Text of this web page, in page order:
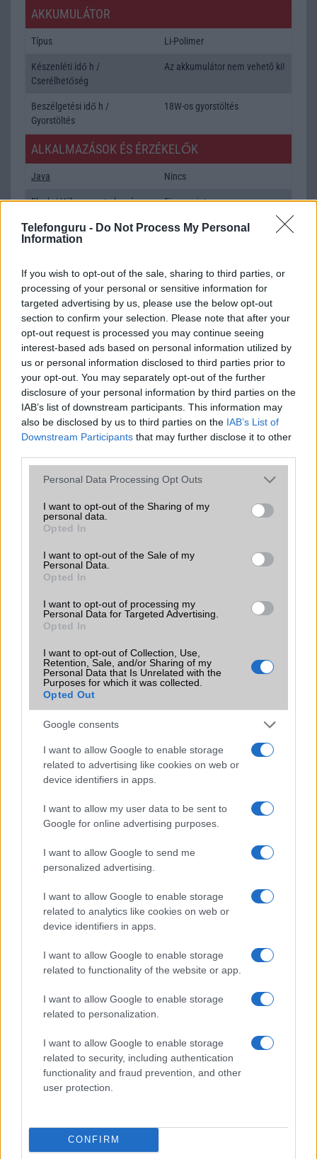
Telefonguru - Do Not Process My Personal
Information
If you wish to opt-out of the sale, sharing to third parties, or
processing of your personal or sensitive information for
targeted advertising by us, please use the below opt-out
section to confirm your selection. Please note that after your
opt-out request is processed you may continue seeing
interest-based ads based on personal information utilized by
us or personal information disclosed to third parties prior to
your opt-out. You may separately opt-out of the further
disclosure of your personal information by third parties on the
IAB’s list of downstream participants. This information may
also be disclosed by us to third parties on the IAB’s List of
Downstream Participants that may further disclose it to other
Please note that this website/app uses one or more Google
not limited to your visit or usage behaviour. You may click to
grant or deny consent to Google and its third-party tags to
use your data for below specified purposes in below Google
consent section.
Personal Data Processing Opt Outs
I want to opt-out of the Sharing of my
personal data.
Opted In
I want to opt-out of the Sale of my
Personal Data.
Opted In
I want to opt-out of processing my
Personal Data for Targeted Advertising.
Opted In
I want to opt-out of Collection, Use,
Retention, Sale, and/or Sharing of my
Personal Data that Is Unrelated with the
Purposes for which it was collected.
Opted Out
Google consents
I want to allow Google to enable storage
related to advertising like cookies on web or
device identifiers in apps.
I want to allow my user data to be sent to
Google for online advertising purposes.
I want to allow Google to send me
personalized advertising.
I want to allow Google to enable storage
related to analytics like cookies on web or
device identifiers in apps.
I want to allow Google to enable storage
related to functionality of the website or app.
I want to allow Google to enable storage
related to personalization.
I want to allow Google to enable storage
related to security, including authentication
functionality and fraud prevention, and other
user protection.
CONFIRM
AKKUMULÁTOR
Típus Li-Polimer
Készenléti idő h /
Cserélhetőség
Az akkumulátor nem vehetõ ki!
Beszélgetési idő h /
Gyorstöltés
18W-os gyorstöltés
ALKALMAZÁSOK ÉS ÉRZÉKELŐK
Java Nincs
Flash/Ujjlenyomat olvasó Fingerprint sensor
SNS integráció alap szolgáltatás
T9 szótár alkalmazás független szótár
Office alkalmazások alap szolgáltatás
Iránytũ ecompass
Extrák Nincs
EGYÉB
Vibra jelzés alap szolgáltatás
SIM típus nanoSIM
SIM-ek száma 2
Flight mode Van
Terület Globális
Funkciók
Brand
Limited Edition Nincs
N/A = Nincs adat. Legutóbbi frissítés: 2026-07-13 19:00:00
Új és Használt GSM kiemelt ajánlatok
Apple iPhone 15 Pro Max
230.000 Ft (használt)
Apple iPhone 16
Euro Gsm
247.000 Ft (új)